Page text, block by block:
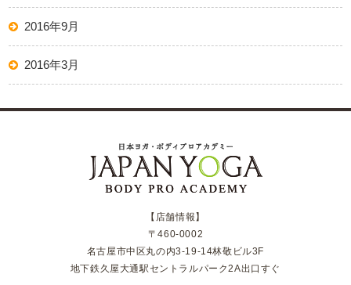
2016年9月
2016年3月
【店舗情報】
〒460-0002
名古屋市中区丸の内3-19-14林敬ビル3F
地下鉄久屋大通駅セントラルパーク2A出口すぐ